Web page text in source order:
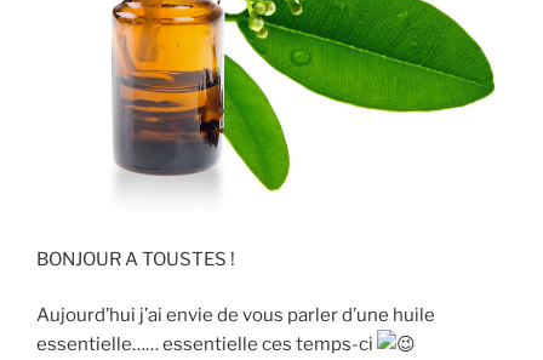
BONJOUR A TOUSTES !
Aujourd’hui j’ai envie de vous parler d’une huile
essentielle…… essentielle ces temps-ci